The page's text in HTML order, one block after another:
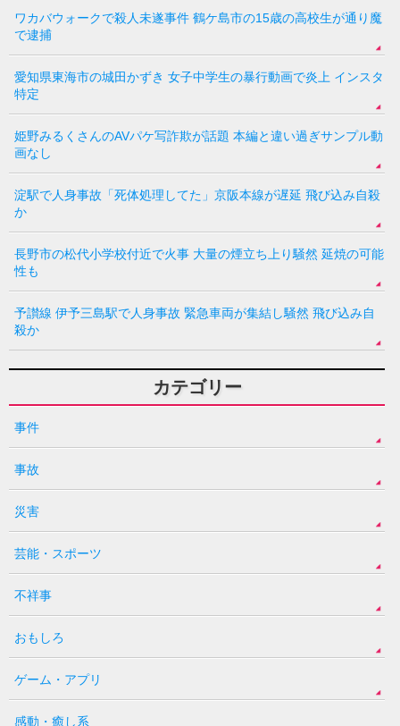
ワカバウォークで殺人未遂事件 鶴ケ島市の15歳の高校生が通り魔
で逮捕
愛知県東海市の城田かずき 女子中学生の暴行動画で炎上 インスタ
特定
姫野みるくさんのAVパケ写詐欺が話題 本編と違い過ぎサンプル動
画なし
淀駅で人身事故「死体処理してた」京阪本線が遅延 飛び込み自殺
か
長野市の松代小学校付近で火事 大量の煙立ち上り騒然 延焼の可能
性も
予讃線 伊予三島駅で人身事故 緊急車両が集結し騒然 飛び込み自
殺か
カテゴリー
事件
事故
災害
芸能・スポーツ
不祥事
おもしろ
ゲーム・アプリ
感動・癒し系